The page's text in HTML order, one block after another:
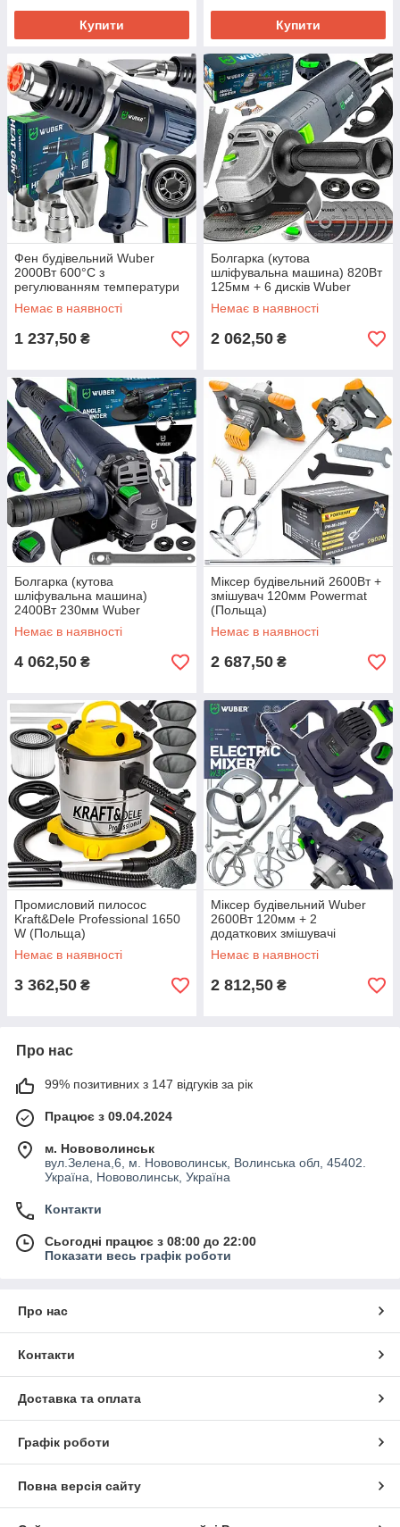
Купити Купити
Фен будівельний Wuber
2000Вт 600°C з
регулюванням температури
(Польща)
Немає в наявності
1 237,50 ₴
Болгарка (кутова
шліфувальна машина) 820Вт
125мм + 6 дисків Wuber
(Польща)
Немає в наявності
2 062,50 ₴
Болгарка (кутова
шліфувальна машина)
2400Вт 230мм Wuber
(Польща)
Немає в наявності
4 062,50 ₴
Міксер будівельний 2600Вт +
змішувач 120мм Powermat
(Польща)
Немає в наявності
2 687,50 ₴
Промисловий пилосос
Kraft&Dele Professional 1650
W (Польща)
Немає в наявності
3 362,50 ₴
Міксер будівельний Wuber
2600Вт 120мм + 2
додаткових змішувачі
(Польща)
Немає в наявності
2 812,50 ₴
Про нас
99% позитивних з 147 відгуків за рік
Працює з 09.04.2024
м. Нововолинськ
вул.Зелена,6, м. Нововолинськ, Волинська обл, 45402.
Україна, Нововолинськ, Україна
Контакти
Сьогодні працює з 08:00 до 22:00
Показати весь графік роботи
Про нас
Контакти
Доставка та оплата
Графік роботи
Повна версія сайту